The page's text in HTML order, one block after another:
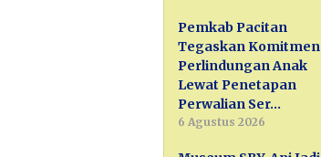
Pemkab Pacitan
Tegaskan Komitmen
Perlindungan Anak
Lewat Penetapan
Perwalian Ser…
6 Agustus 2026